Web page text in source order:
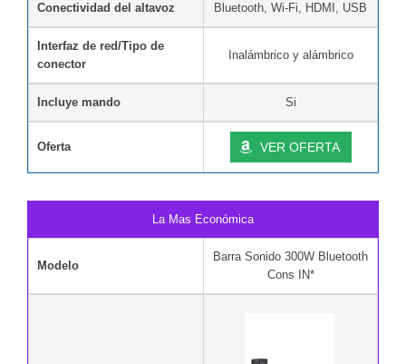
Conectividad del altavoz Bluetooth, Wi-Fi, HDMI, USB
Interfaz de red/Tipo de
conector
Inalámbrico y alámbrico
Incluye mando Si
Oferta VER OFERTA
La Mas Económica
Modelo
Barra Sonido 300W Bluetooth
Cons IN*